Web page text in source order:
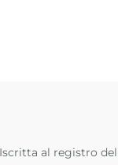
Iscritta al registro